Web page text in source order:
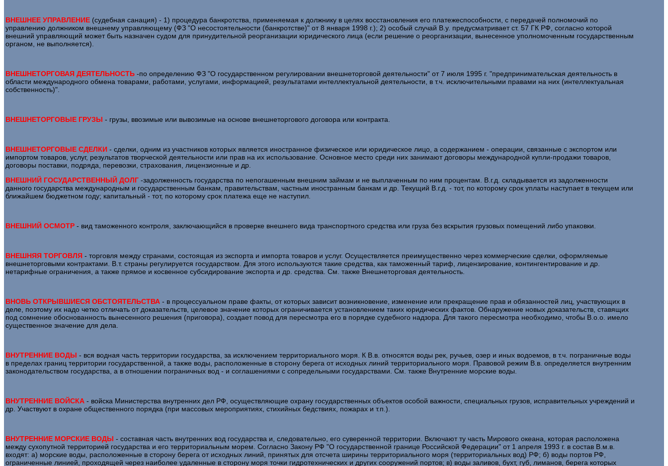
ВНЕШНЕЕ УПРАВЛЕНИЕ (судебная санация) - 1) процедура банкротства, применяемая к должнику в целях восстановления его платежеспособности, с передачей полномочий по
управлению должником внешнему управляющему (ФЗ "О несостоятельности (банкротстве)" от 8 января 1998 г.); 2) особый случай В.у. предусматривает ст. 57 ГК РФ, согласно которой
внешний управляющий может быть назначен судом для принудительной реорганизации юридического лица (если решение о реорганизации, вынесенное уполномоченным государственным
органом, не выполняется).
ВНЕШНЕТОРГОВАЯ ДЕЯТЕЛЬНОСТЬ -по определению ФЗ "О государственном регулировании внешнеторговой деятельности" от 7 июля 1995 г. "предпринимательская деятельность в
области международного обмена товарами, работами, услугами, информацией, результатами интеллектуальной деятельности, в т.ч. исключительными правами на них (интеллектуальная
собственность)".
ВНЕШНЕТОРГОВЫЕ ГРУЗЫ - грузы, ввозимые или вывозимые на основе внешнеторгового договора или контракта.
ВНЕШНЕТОРГОВЫЕ СДЕЛКИ - сделки, одним из участников которых является иностранное физическое или юридическое лицо, а содержанием - операции, связанные с экспортом или
импортом товаров, услуг, результатов творческой деятельности или прав на их использование. Основное место среди них занимают договоры международной купли-продажи товаров,
договоры поставки, подряда, перевозки, страхования, лицензионные и др.
ВНЕШНИЙ ГОСУДАРСТВЕННЫЙ ДОЛГ -задолженность государства по непогашенным внешним займам и не выплаченным по ним процентам. В.г.д. складывается из задолженности
данного государства международным и государственным банкам, правительствам, частным иностранным банкам и др. Текущий В.г.д. - тот, по которому срок уплаты наступает в текущем или
ближайшем бюджетном году; капитальный - тот, по которому срок платежа еще не наступил.
ВНЕШНИЙ ОСМОТР - вид таможенного контроля, заключающийся в проверке внешнего вида транспортного средства или груза без вскрытия грузовых помещений либо упаковки.
ВНЕШНЯЯ ТОРГОВЛЯ - торговля между странами, состоящая из экспорта и импорта товаров и услуг. Осуществляется преимущественно через коммерческие сделки, оформляемые
внешнеторговыми контрактами. В.т. страны регулируется государством. Для этого используются такие средства, как таможенный тариф, лицензирование, контингентирование и др.
нетарифные ограничения, а также прямое и косвенное субсидирование экспорта и др. средства. См. также Внешнеторговая деятельность.
ВНОВЬ ОТКРЫВШИЕСЯ ОБСТОЯТЕЛЬСТВА - в процессуальном праве факты, от которых зависит возникновение, изменение или прекращение прав и обязанностей лиц, участвующих в
деле, поэтому их надо четко отличать от доказательств, целевое значение которых ограничивается установлением таких юридических фактов. Обнаружение новых доказательств, ставящих
под сомнение обоснованность вынесенного решения (приговора), создает повод для пересмотра его в порядке судебного надзора. Для такого пересмотра необходимо, чтобы В.о.о. имело
существенное значение для дела.
ВНУТРЕННИЕ ВОДЫ - вся водная часть территории государства, за исключением территориального моря. К В.в. относятся воды рек, ручьев, озер и иных водоемов, в т.ч. пограничные воды
в пределах границ территории государственной, а также воды, расположенные в сторону берега от исходных линий территориального моря. Правовой режим В.в. определяется внутренним
законодательством государства, а в отношении пограничных вод - и соглашениями с сопредельными государствами. См. также Внутренние морские воды.
ВНУТРЕННИЕ ВОЙСКА - войска Министерства внутренних дел РФ, осуществляющие охрану государственных объектов особой важности, специальных грузов, исправительных учреждений и
др. Участвуют в охране общественного порядка (при массовых мероприятиях, стихийных бедствиях, пожарах и т.п.).
ВНУТРЕННИЕ МОРСКИЕ ВОДЫ - составная часть внутренних вод государства и, следовательно, его суверенной территории. Включают ту часть Мирового океана, которая расположена
между сухопутной территорией государства и его территориальным морем. Согласно Закону РФ "О государственной границе Российской Федерации" от 1 апреля 1993 г. в состав В.м.в.
входят: а) морские воды, расположенные в сторону берега от исходных линий, принятых для отсчета ширины территориального моря (территориальных вод) РФ; б) воды портов РФ,
ограниченные линией, проходящей через наиболее удаленные в сторону моря точки гидротехнических и других сооружений портов; в) воды заливов, бухт, губ, лиманов, берега которых